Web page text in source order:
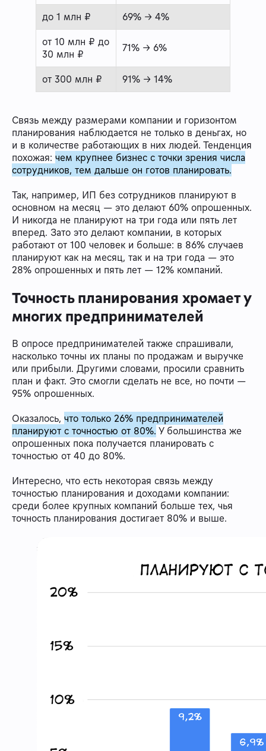
до 1 млн ₽
69% → 4%
от 10 млн ₽ до
30 млн ₽
71% → 6%
от 300 млн ₽ 91% → 14%
Связь между размерами компании и горизонтом
планирования наблюдается не только в деньгах, но
и в количестве работающих в них людей. Тенденция
похожая: чем крупнее бизнес с точки зрения числа
сотрудников, тем дальше он готов планировать.
Так, например, ИП без сотрудников планируют в
основном на месяц — это делают 60% опрошенных.
И никогда не планируют на три года или пять лет
вперед. Зато это делают компании, в которых
работают от 100 человек и больше: в 86% случаев
планируют как на месяц, так и на три года — это
28% опрошенных и пять лет — 12% компаний.
Точность планирования хромает у
многих предпринимателей
В опросе предпринимателей также спрашивали,
насколько точны их планы по продажам и выручке
или прибыли. Другими словами, просили сравнить
план и факт. Это смогли сделать не все, но почти —
95% опрошенных.
Оказалось, что только 26% предпринимателей
планируют с точностью от 80%. У большинства же
опрошенных пока получается планировать с
точностью от 40 до 80%.
Интересно, что есть некоторая связь между
точностью планирования и доходами компании:
среди более крупных компаний больше тех, чья
точность планирования достигает 80% и выше.